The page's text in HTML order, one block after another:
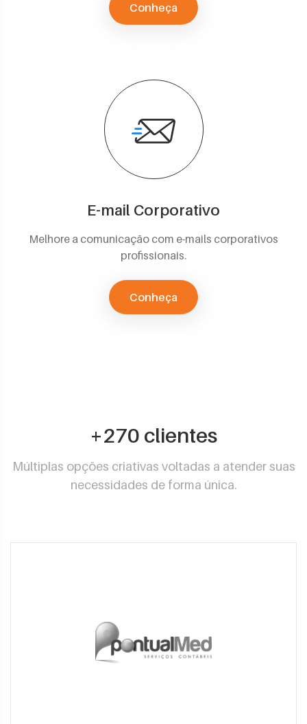
Conheça
E-mail Corporativo
Melhore a comunicação com e-mails corporativos
profissionais.
Conheça
+270 clientes
Múltiplas opções criativas voltadas a atender suas
necessidades de forma única.